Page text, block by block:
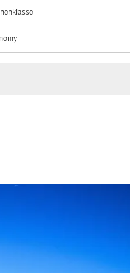
option Economy Selected